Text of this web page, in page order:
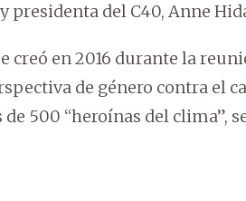
presidenta del C40, Anne
creó en 2016 durante la
de género contra el
500 “heroínas del clima”,